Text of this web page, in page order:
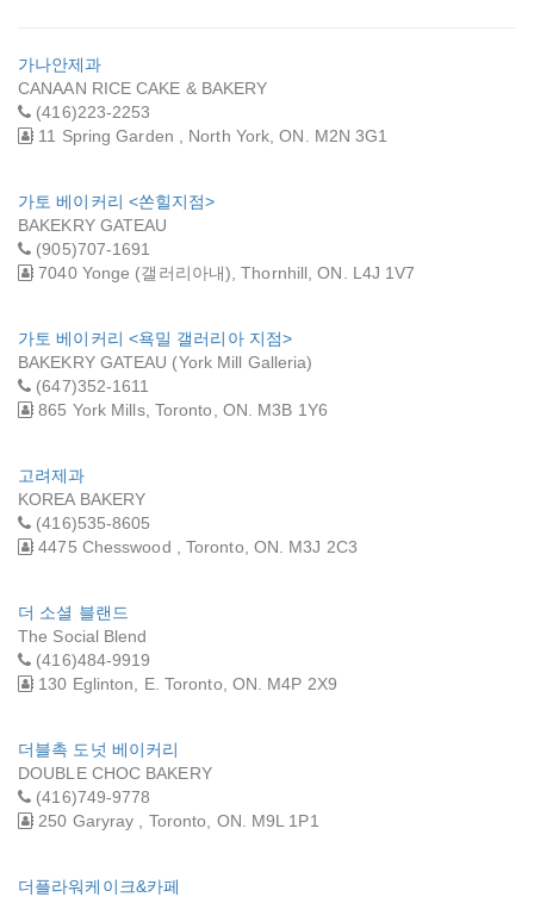
가나안제과
CANAAN RICE CAKE & BAKERY
(416)223-2253
11 Spring Garden , North York, ON. M2N 3G1
가토 베이커리 <쏜힐지점>
BAKEKRY GATEAU
(905)707-1691
7040 Yonge (갤러리아내), Thornhill, ON. L4J 1V7
가토 베이커리 <욕밀 갤러리아 지점>
BAKEKRY GATEAU (York Mill Galleria)
(647)352-1611
865 York Mills, Toronto, ON. M3B 1Y6
고려제과
KOREA BAKERY
(416)535-8605
4475 Chesswood , Toronto, ON. M3J 2C3
더 소셜 블랜드
The Social Blend
(416)484-9919
130 Eglinton, E. Toronto, ON. M4P 2X9
더블촉 도넛 베이커리
DOUBLE CHOC BAKERY
(416)749-9778
250 Garyray , Toronto, ON. M9L 1P1
더플라워케이크&카페